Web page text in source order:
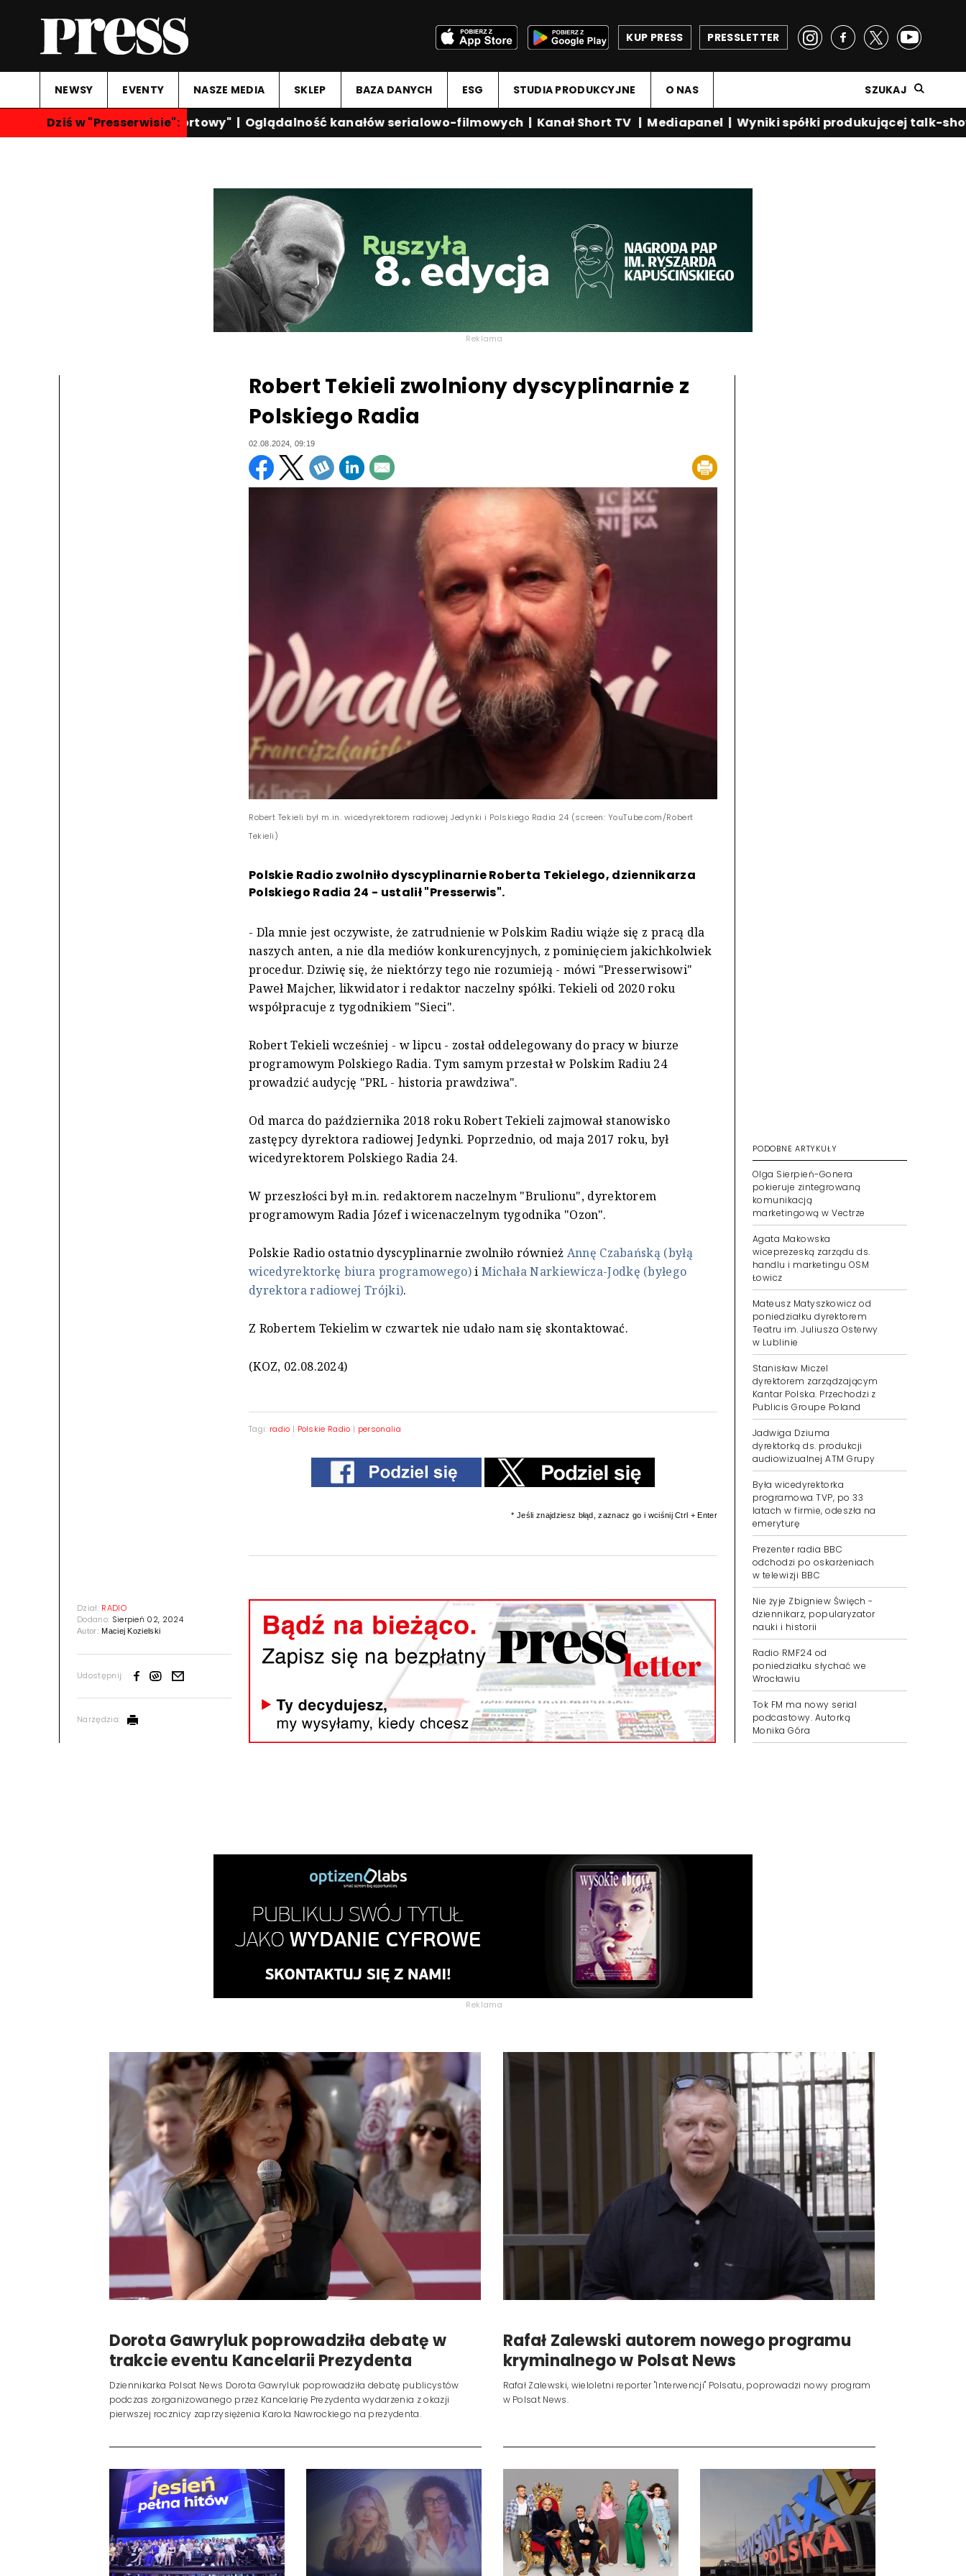
PRESSLETTER
KUP PRESS
NEWSY EVENTY NASZE MEDIA SKLEP BAZA DANYCH ESG STUDIA PRODUKCYJNE O NAS SZUKAJ
Dziś w "Presserwisie":
"Przegląd Sportowy"|Oglądalność kanałów serialowo-filmowych|Kanał Short TV |Mediapanel|Wyniki spółki produkującej talk-show
Reklama
Dział: RADIO
Dodano: Sierpień 02, 2024
Autor:Maciej Kozielski
Udostępnij:
Narzędzia:
Robert Tekieli zwolniony dyscyplinarnie z
Polskiego Radia
02.08.2024, 09:19
Robert Tekieli był m.in. wicedyrektorem radiowej Jedynki i Polskiego Radia 24 (screen: YouTube.com/Robert
Tekieli)
Polskie Radio zwolniło dyscyplinarnie Roberta Tekielego, dziennikarza
Polskiego Radia 24 - ustalił "Presserwis".
- Dla mnie jest oczywiste, że zatrudnienie w Polskim Radiu wiąże się z pracą dla
naszych anten, a nie dla mediów konkurencyjnych, z pominięciem jakichkolwiek
procedur. Dziwię się, że niektórzy tego nie rozumieją - mówi "Presserwisowi"
Paweł Majcher, likwidator i redaktor naczelny spółki. Tekieli od 2020 roku
współpracuje z tygodnikiem "Sieci".
Robert Tekieli wcześniej - w lipcu - został oddelegowany do pracy w biurze
programowym Polskiego Radia. Tym samym przestał w Polskim Radiu 24
prowadzić audycję "PRL - historia prawdziwa".
Od marca do października 2018 roku Robert Tekieli zajmował stanowisko
zastępcy dyrektora radiowej Jedynki. Poprzednio, od maja 2017 roku, był
wicedyrektorem Polskiego Radia 24.
W przeszłości był m.in. redaktorem naczelnym "Brulionu", dyrektorem
programowym Radia Józef i wicenaczelnym tygodnika "Ozon".
Polskie Radio ostatnio dyscyplinarnie zwolniło również Annę Czabańską (byłą
wicedyrektorkę biura programowego)i Michała Narkiewicza-Jodkę (byłego
dyrektora radiowej Trójki).
Z Robertem Tekielim w czwartek nie udało nam się skontaktować.
(KOZ, 02.08.2024)
Tagi: radio | Polskie Radio | personalia
* Jeśli znajdziesz błąd, zaznacz go i wciśnij Ctrl + Enter
PODOBNE ARTYKUŁY
Olga Sierpień-Gonera
pokieruje zintegrowaną
komunikacją
marketingową w Vectrze
Agata Makowska
wiceprezeską zarządu ds.
handlu i marketingu OSM
Łowicz
Mateusz Matyszkowicz od
poniedziałku dyrektorem
Teatru im. Juliusza Osterwy
w Lublinie
Stanisław Miczel
dyrektorem zarządzającym
Kantar Polska. Przechodzi z
Publicis Groupe Poland
Jadwiga Dziuma
dyrektorką ds. produkcji
audiowizualnej ATM Grupy
Była wicedyrektorka
programowa TVP, po 33
latach w firmie, odeszła na
emeryturę
Prezenter radia BBC
odchodzi po oskarżeniach
w telewizji BBC
Nie żyje Zbigniew Święch -
dziennikarz, popularyzator
nauki i historii
Radio RMF24 od
poniedziałku słychać we
Wrocławiu
Tok FM ma nowy serial
podcastowy. Autorką
Monika Góra
Reklama
Dorota Gawryluk poprowadziła debatę w
trakcie eventu Kancelarii Prezydenta
Dziennikarka Polsat News Dorota Gawryluk poprowadziła debatę publicystów
podczas zorganizowanego przez Kancelarię Prezydenta wydarzenia z okazji
pierwszej rocznicy zaprzysiężenia Karola Nawrockiego na prezydenta.
Rafał Zalewski autorem nowego programu
kryminalnego w Polsat News
Rafał Zalewski, wieloletni reporter "Interwencji" Polsatu, poprowadzi nowy program
w Polsat News.